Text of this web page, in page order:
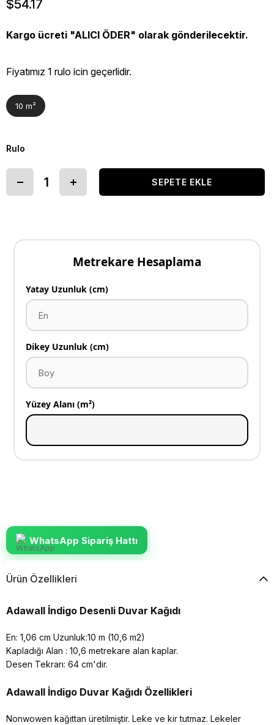
$54.17
Kargo ücreti "ALICI ÖDER" olarak gönderilecektir.
Fiyatımız 1 rulo icin geçerlidir.
10 m²
Rulo
Metrekare Hesaplama
Yatay Uzunluk (cm)
Dikey Uzunluk (cm)
Yüzey Alanı (m²)
WhatsApp Sipariş Hattı
Ürün Özellikleri
Adawall İndigo Desenli Duvar Kağıdı
En: 1,06 cm Uzunluk:10 m (10,6 m2)
Kapladığı Alan : 10,6 metrekare alan kaplar.
Desen Tekrarı: 64 cm'dir.
Adawall İndigo Duvar Kağıdı Özellikleri
Nonwowen kağıttan üretilmiştir. Leke ve kir tutmaz. Lekeler